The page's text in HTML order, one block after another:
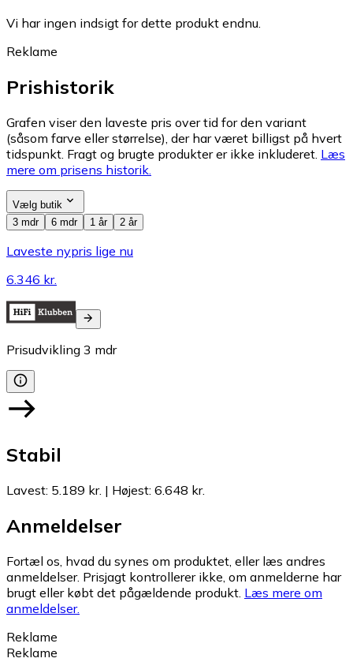
Vi har ingen indsigt for dette produkt endnu.
Reklame
Prishistorik
Grafen viser den laveste pris over tid for den variant
(såsom farve eller størrelse), der har været billigst på hvert
tidspunkt. Fragt og brugte produkter er ikke inkluderet. Læs
mere om prisens historik.
Vælg butik
3 mdr
6 mdr 1 år 2 år
Laveste nypris lige nu
6.346 kr.
Prisudvikling 3 mdr
Stabil
Lavest: 5.189 kr. | Højest: 6.648 kr.
Anmeldelser
Fortæl os, hvad du synes om produktet, eller læs andres
anmeldelser. Prisjagt kontrollerer ikke, om anmelderne har
brugt eller købt det pågældende produkt. Læs mere om
anmeldelser.
Reklame
Reklame